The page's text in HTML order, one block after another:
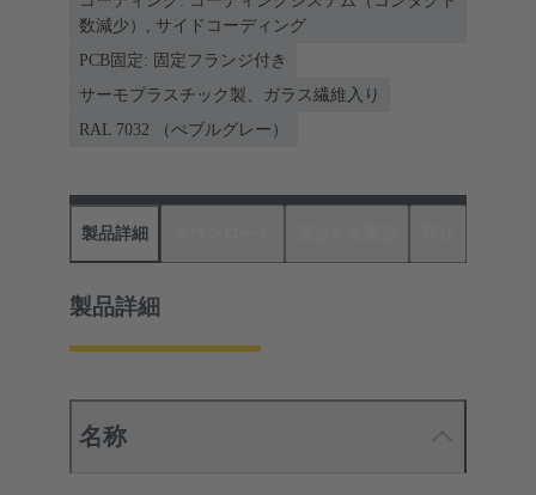
数減少）, サイドコーディング
PCB固定: 固定フランジ付き
サーモプラスチック製、ガラス繊維入り
RAL 7032 （ぺブルグレー）
製品詳細
製品詳細
名称